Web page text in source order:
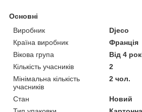
Основні
Виробник
Djeco
Країна виробник
Франція
Вікова група
Від 4
Кількість учасників
2
Мінімальна кількість
учасників
2 чол.
Стан
Новий